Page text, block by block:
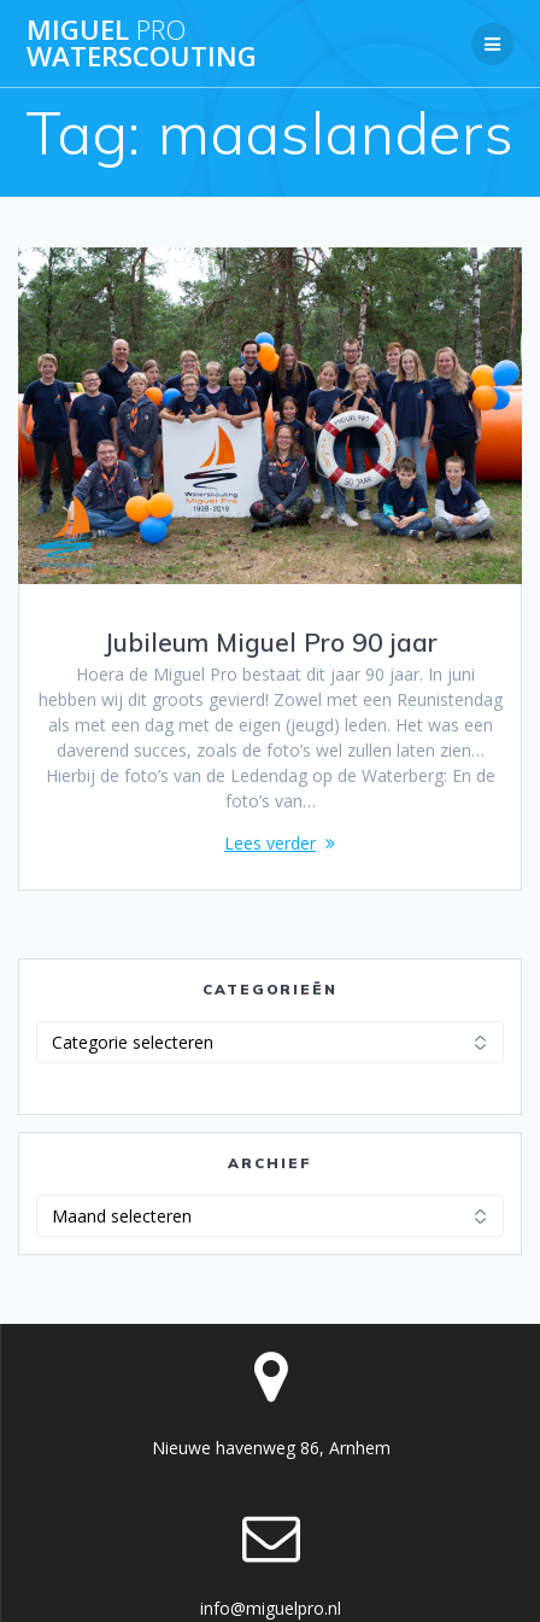
inhoud
MIGUEL PRO
WATERSCOUTING
Tag: maaslanders
Jubileum Miguel Pro 90 jaar
Hoera de Miguel Pro bestaat dit jaar 90 jaar. In juni
hebben wij dit groots gevierd! Zowel met een Reunistendag
als met een dag met de eigen (jeugd) leden. Het was een
daverend succes, zoals de foto’s wel zullen laten zien…
Hierbij de foto’s van de Ledendag op de Waterberg: En de
foto’s van…
Lees verder
CATEGORIEËN
ARCHIEF
Nieuwe havenweg 86, Arnhem
info@miguelpro.nl